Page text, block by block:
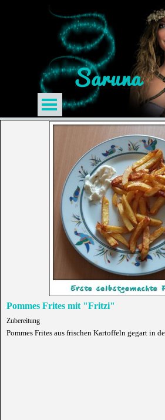
Pommes Frites mit "Fritzi"
Zubereitung
Pommes Frites aus frischen Kartoffeln gegart in